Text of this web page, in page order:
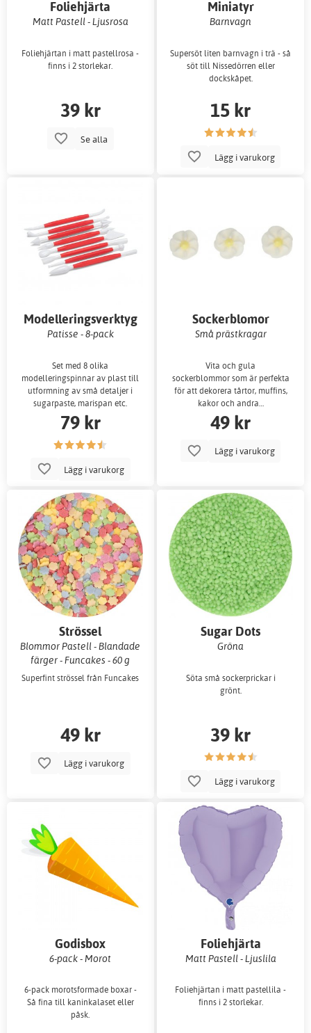
Foliehjärta
Matt Pastell - Ljusrosa
Foliehjärtan i matt pastellrosa -
finns i 2 storlekar.
39 kr
Se alla
Miniatyr
Barnvagn
Supersöt liten barnvagn i trä - så
söt till Nissedörren eller
dockskåpet.
15 kr
Lägg i varukorg
Modelleringsverktyg
Patisse - 8-pack
Set med 8 olika
modelleringspinnar av plast till
utformning av små detaljer i
sugarpaste, marispan etc.
79 kr
Lägg i varukorg
Sockerblomor
Små prästkragar
Vita och gula
sockerblommor som är perfekta
för att dekorera tårtor, muffins,
kakor och andra…
49 kr
Lägg i varukorg
Strössel
Blommor Pastell - Blandade
färger - Funcakes - 60 g
Superfint strössel från Funcakes
49 kr
Lägg i varukorg
Sugar Dots
Gröna
Söta små sockerprickar i
grönt.
39 kr
Lägg i varukorg
Godisbox
6-pack - Morot
6-pack morotsformade boxar -
Så fina till kaninkalaset eller
påsk.
Foliehjärta
Matt Pastell - Ljuslila
Foliehjärtan i matt pastellila -
finns i 2 storlekar.